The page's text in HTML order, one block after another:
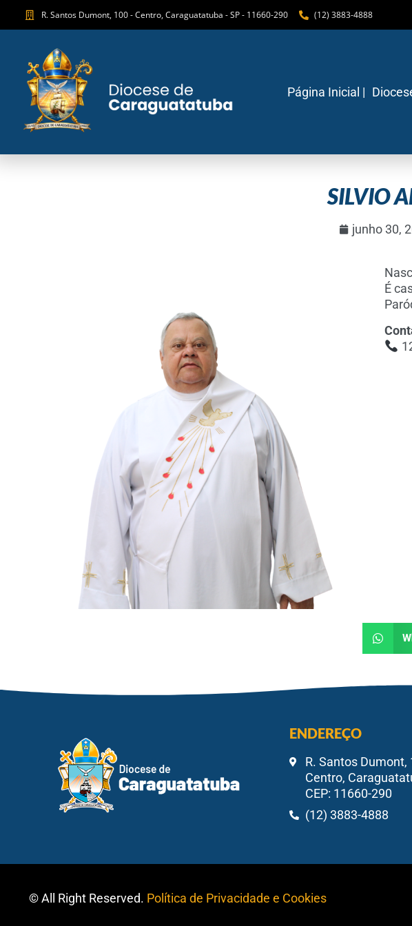
R. Santos Dumont, 100 - Centro, Caraguatatuba - SP - 11660-290 (12) 3883-4888
Página Inicial |
SILVIO
junho 30,
É
ENDEREÇO
R. Santos Dumont,
Centro,
CEP: 11660-290
(12) 3883-4888
© All Right Reserved. Política de Privacidade e Cookies